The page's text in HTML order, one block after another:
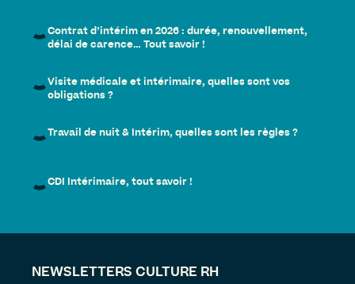
Contrat d’intérim en 2026 : durée, renouvellement,
délai de carence… Tout savoir !
Visite médicale et intérimaire, quelles sont vos
obligations ?
Travail de nuit & Intérim, quelles sont les règles ?
CDI Intérimaire, tout savoir !
NEWSLETTERS CULTURE RH